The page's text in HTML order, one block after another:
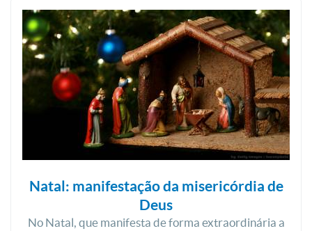
Natal: manifestação da misericórdia de
Deus
No Natal, que manifesta de forma extraordinária a